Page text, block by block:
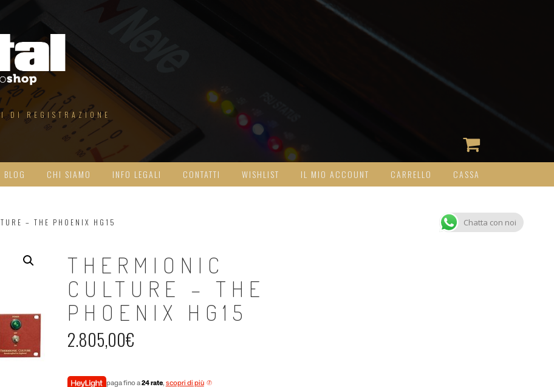
DI REGISTRAZIONE
BLOG CHI SIAMO INFO LEGALI CONTATTI WISHLIST IL MIO ACCOUNT CARRELLO CASSA
– THE PHOENIX HG15
THERMIONIC
CULTURE – THE
PHOENIX HG15
2.805,00€
paga fino a24 rate, scopri di più
Chatta con noi